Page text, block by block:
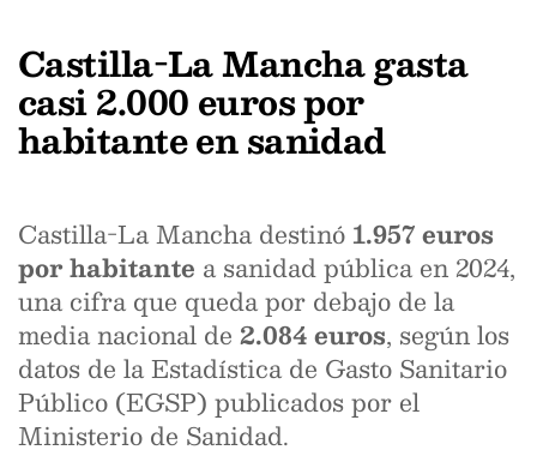
Castilla-La Mancha gasta
casi 2.000 euros por
habitante en sanidad
Castilla-La Mancha destinó 1.957 euros
por habitante a sanidad pública en 2024,
una cifra que queda por debajo de la
media nacional de 2.084 euros, según los
datos de la Estadística de Gasto Sanitario
Público (EGSP) publicados por el
Ministerio de Sanidad.